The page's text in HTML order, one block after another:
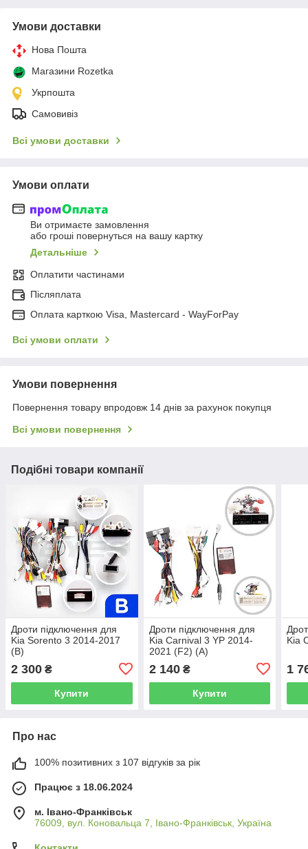
Умови доставки
Нова Пошта
Магазини Rozetka
Укрпошта
Самовивіз
Всі умови доставки
Умови оплати
Ви отримаєте замовлення
або гроші повернуться на вашу картку
Детальніше
Оплатити частинами
Післяплата
Оплата карткою Visa, Mastercard - WayForPay
Всі умови оплати
Умови повернення
Повернення товару впродовж 14 днів за рахунок покупця
Всі умови повернення
Подібні товари компанії
Дроти підключення для
Kia Sorento 3 2014-2017
(B)
2 300 ₴
Купити
Дроти підключення для
Kia Carnival 3 YP 2014-
2021 (F2) (A)
2 140₴
Купити
Kia
1
Про нас
100% позитивних з 107 відгуків за рік
Працює з 18.06.2024
м. Івано-Франківськ
76009, вул. Коновальца 7, Івано-Франківськ, Україна